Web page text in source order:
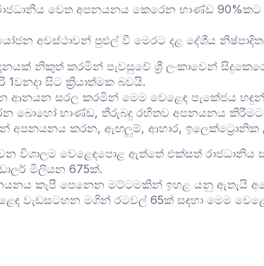
වෙත අපනයනය කෙරෙන භාණ්ඩ
අවස්ථාවන් පුළුල් වී මෙරට දළ දේශීය
නිකුත් කරමින් පැවසුවේ ශ්‍රී ලංකාවෙන්
සිට ක්‍රියාත්මක බවයි.
සරල කරමින් මෙම වෙළෙඳ පැකේජය
බොහෝ භාණ්ඩ, තීරුබදු රහිතව අපනයනය කිරීමට
අපනයනය කරන, ඇඟලුම්, ආහාර,
විශාලම වෙළෙඳපොළ ඇත්තේ එක්සත් රාජධානිය
මිලියන 675ක්.
කැපී පෙනෙන මට්ටමකින් ඉහළ යනු ඇතැයි
වැඩසටහන මගින් රටවල් 65ක් සඳහා මෙම